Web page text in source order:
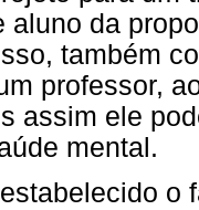
aluno da
também
professor,
assim ele
mental.
o